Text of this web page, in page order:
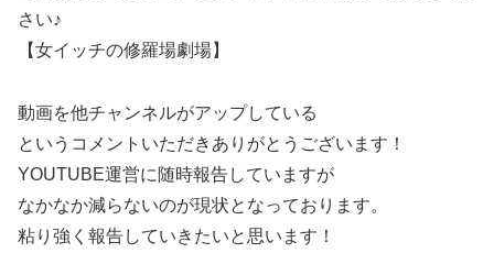
さい♪
【女イッチの修羅場劇場】
動画を他チャンネルがアップしている
というコメントいただきありがとうございます！
YOUTUBE運営に随時報告していますが
なかなか減らないのが現状となっております。
粘り強く報告していきたいと思います！